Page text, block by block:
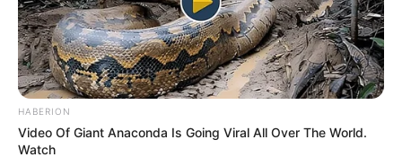
ACTIVAR AHORA
TEMAS DESTACADOS
HABERION
Video Of Giant Anaconda Is Going Viral All Over The World.
Watch